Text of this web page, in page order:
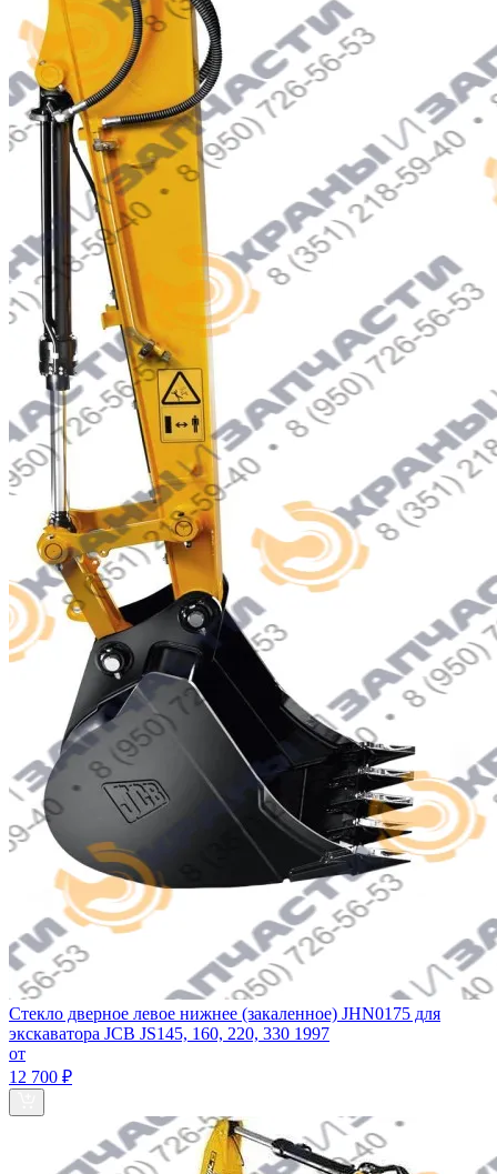
Стекло дверное левое нижнее (закаленное) JHN0175 для
экскаватора JCB JS145, 160, 220, 330 1997
от
12 700 ₽